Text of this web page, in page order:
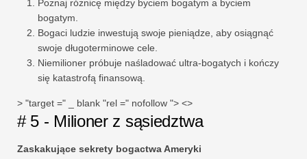
Poznaj różnicę między byciem bogatym a byciem
bogatym.
Bogaci ludzie inwestują swoje pieniądze, aby osiągnąć
swoje długoterminowe cele.
Niemilioner próbuje naśladować ultra-bogatych i kończy
się katastrofą finansową.
> "target =" _ blank "rel =" nofollow "> <>
# 5 - Milioner z sąsiedztwa
Zaskakujące sekrety bogactwa Ameryki